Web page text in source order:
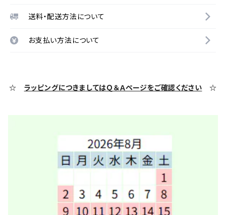
送料・配送方法について
お支払い方法について
☆ ラッピングにつきましてはＱ＆Ａページをご確認ください ☆